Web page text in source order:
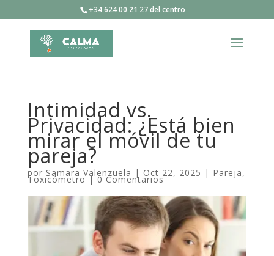
+34 624 00 21 27 del centro
Intimidad vs.
Privacidad: ¿Está bien
mirar el móvil de tu
pareja?
por Samara Valenzuela | Oct 22, 2025 | Pareja,
Toxicómetro|0 Comentarios